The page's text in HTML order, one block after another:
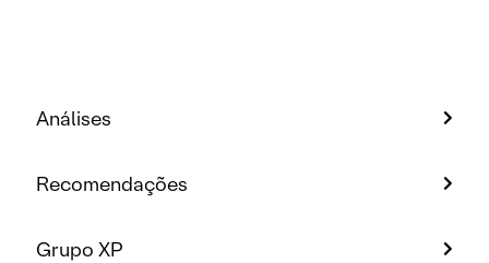
Análises
Recomendações
Grupo XP